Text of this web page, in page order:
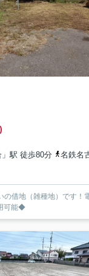
駅 徒歩80分
名鉄名古屋
借地（雑種地）です！
可能◆